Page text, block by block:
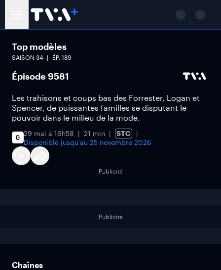
Top modèles
SAISON 34 ÉP. 189
Épisode 9581
Les trahisons et coups bas des Forrester, Logan et
Spencer, de puissantes familles se disputant le
pouvoir dans le milieu de la mode.
29 mai à 16h58 21 min
STC
Disponible jusqu'au 25 novembre 2026
Publicité
Publicité
Chaînes